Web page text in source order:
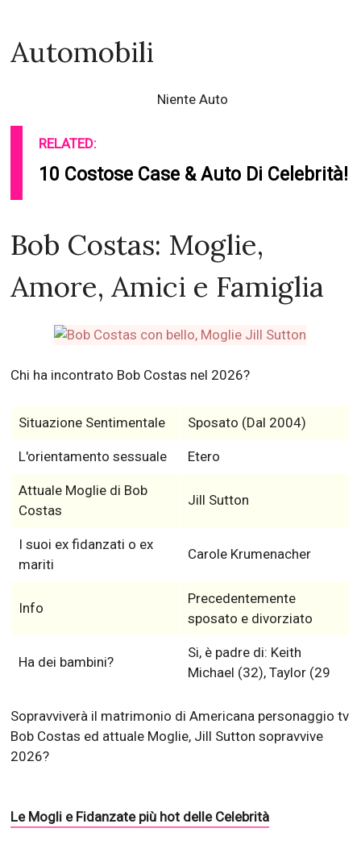
Automobili
Niente Auto
RELATED:
10 Costose Case & Auto Di Celebrità!
Bob Costas: Moglie,
Amore, Amici e Famiglia
Chi ha incontrato Bob Costas nel 2026?
Situazione Sentimentale Sposato (Dal 2004)
L'orientamento sessuale Etero
Attuale Moglie di Bob
Costas
Jill Sutton
I suoi ex fidanzati o ex
mariti
Carole Krumenacher
Info
Precedentemente
sposato e divorziato
Ha dei bambini?
Si, è padre di: Keith
Michael (32), Taylor (29
Sopravviverà il matrimonio di Americana personaggio tv
Bob Costas ed attuale Moglie, Jill Sutton sopravvive
2026?
Le Mogli e Fidanzate più hot delle Celebrità